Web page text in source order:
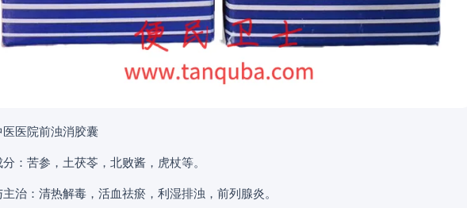
医医院前浊消胶囊
：苦参，土茯苓，北败酱，虎杖等。
治：清热解毒，活血祛瘀，利湿排浊，前列腺炎。